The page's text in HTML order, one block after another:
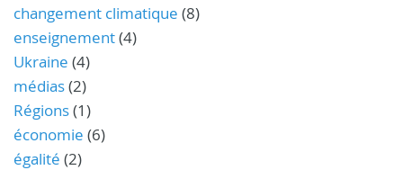
changement climatique (8)
enseignement(4)
Ukraine (4)
médias(2)
Régions(1)
économie (6)
égalité (2)